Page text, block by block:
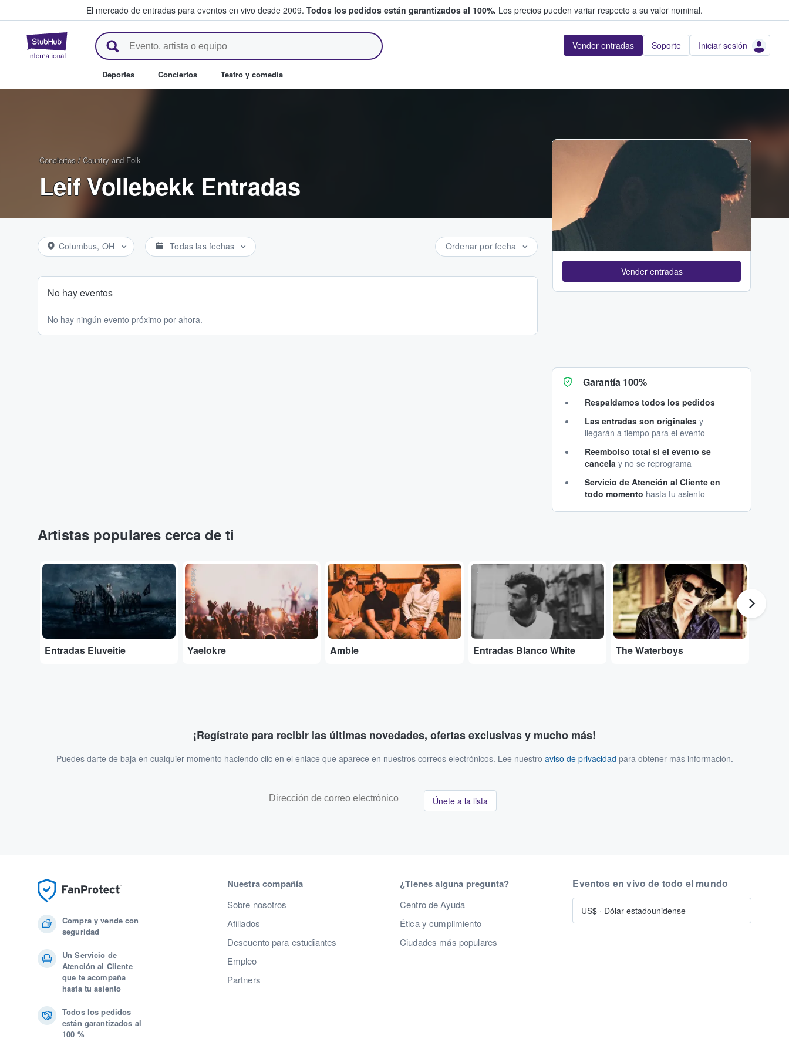
El mercado de entradas para eventos en vivo desde 2009. Todos los pedidos están garantizados al 100%. Los precios pueden variar respecto a su valor nominal.
StubHub: compra y venta de entradas entre fans Vender entradas Soporte Iniciar sesión
Deportes Conciertos Teatro y comedia
Conciertos / Country and Folk
Leif Vollebekk Entradas
Columbus, OH Todas las fechas Ordenar por fecha
No hay eventos
No hay ningún evento próximo por ahora.
Vender entradas
Garantía 100%
Respaldamos todos los pedidos
Las entradas son originales y
llegarán a tiempo para el evento
Reembolso total si el evento se
cancela y no se reprograma
Servicio de Atención al Cliente en
todo momento hasta tu asiento
Artistas populares cerca de ti
...
Entradas Eluveitie
Adobe Stock
Yaelokre
...
Amble
...
Entradas Blanco White
...
The Waterboys
¡Regístrate para recibir las últimas novedades, ofertas exclusivas y mucho más!
Puedes darte de baja en cualquier momento haciendo clic en el enlace que aparece en nuestros correos electrónicos. Lee nuestro aviso de privacidad para obtener más información.
Únete a la lista
Compra y vende con
seguridad
Un Servicio de
Atención al Cliente
que te acompaña
hasta tu asiento
Todos los pedidos
están garantizados al
100 %
Nuestra compañía
Sobre nosotros
Afiliados
Descuento para estudiantes
Empleo
Partners
¿Tienes alguna pregunta?
Centro de Ayuda
Ética y cumplimiento
Ciudades más populares
Eventos en vivo de todo el mundo
US$ · Dólar estadounidense